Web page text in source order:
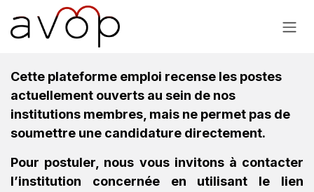
Se rendre au contenu
Cette plateforme emploi recense les postes
actuellement ouverts au sein de nos
institutions membres, mais ne permet pas de
soumettre une candidature directement.
Pour postuler, nous vous invitons à contacter
l’institution concernée en utilisant le lien